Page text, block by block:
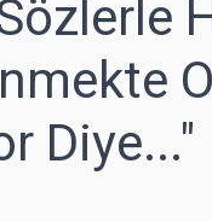
Diye..."